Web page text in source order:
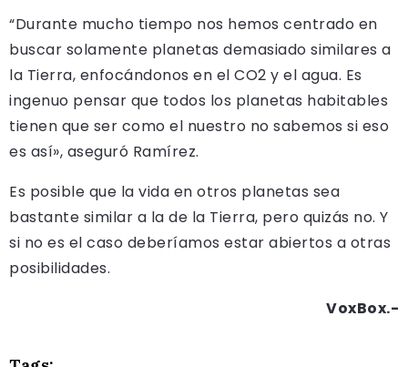
“Durante mucho tiempo nos hemos centrado en
buscar solamente planetas demasiado similares a
la Tierra, enfocándonos en el CO2 y el agua. Es
ingenuo pensar que todos los planetas habitables
tienen que ser como el nuestro no sabemos si eso
es así», aseguró Ramírez.
Es posible que la vida en otros planetas sea
bastante similar a la de la Tierra, pero quizás no. Y
si no es el caso deberíamos estar abiertos a otras
posibilidades.
VoxBox.-